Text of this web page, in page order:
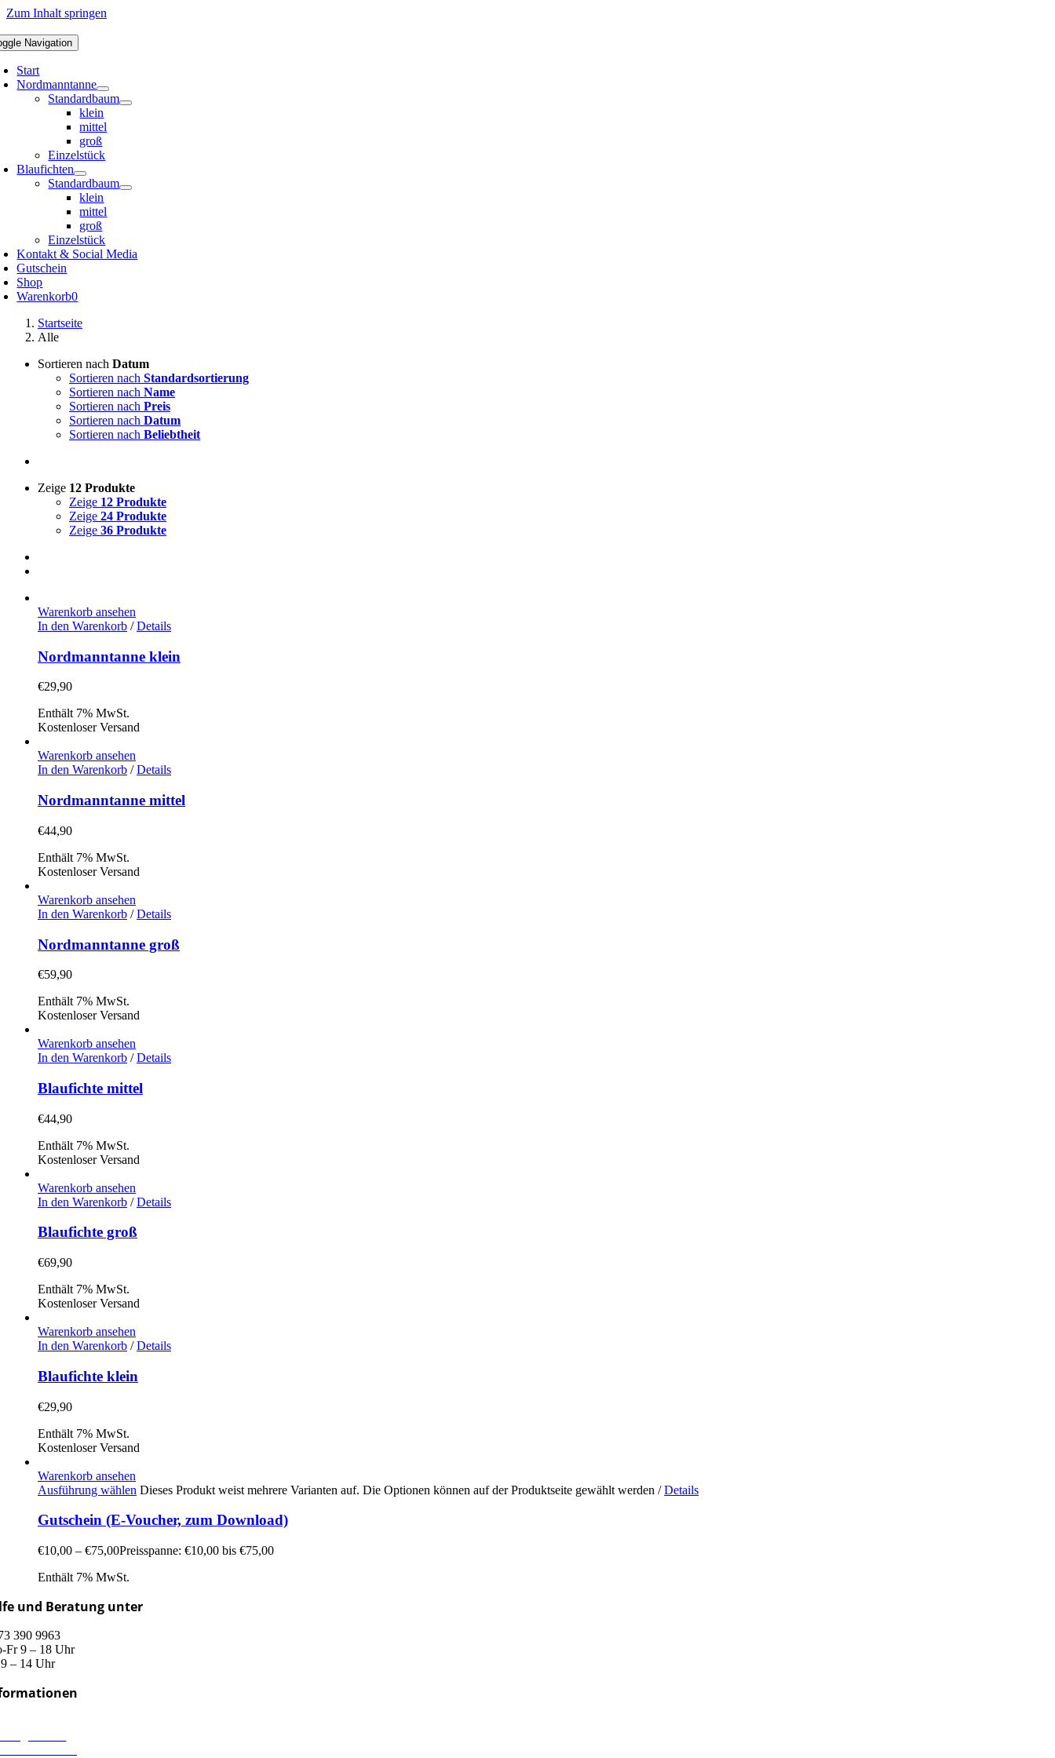
Zum Inhalt springen
Navigation
Start
Nordmanntanne
Standardbaum
klein
mittel
groß
Einzelstück
Blaufichten
Standardbaum
klein
mittel
groß
Einzelstück
Kontakt & Social Media
Gutschein
Shop
Warenkorb0
Startseite
Alle
Sortieren nach Datum
Sortieren nach Standardsortierung
Sortieren nach Name
Sortieren nach Preis
Sortieren nach Datum
Sortieren nach Beliebtheit
Zeige 12 Produkte
Zeige 12 Produkte
Zeige 24 Produkte
Zeige 36 Produkte
Warenkorb ansehen
In den Warenkorb / Details
Nordmanntanne klein
€29,90
Enthält 7% MwSt.
Kostenloser Versand
Warenkorb ansehen
In den Warenkorb / Details
Nordmanntanne mittel
€44,90
Enthält 7% MwSt.
Kostenloser Versand
Warenkorb ansehen
In den Warenkorb / Details
Nordmanntanne groß
€59,90
Enthält 7% MwSt.
Kostenloser Versand
Warenkorb ansehen
In den Warenkorb / Details
Blaufichte mittel
€44,90
Enthält 7% MwSt.
Kostenloser Versand
Warenkorb ansehen
In den Warenkorb / Details
Blaufichte groß
€69,90
Enthält 7% MwSt.
Kostenloser Versand
Warenkorb ansehen
In den Warenkorb / Details
Blaufichte klein
€29,90
Enthält 7% MwSt.
Kostenloser Versand
Warenkorb ansehen
Ausführung wählen Dieses Produkt weist mehrere Varianten auf. Die Optionen können auf der Produktseite gewählt werden / Details
Gutschein (E-Voucher, zum Download)
€10,00 – €75,00Preisspanne: €10,00 bis €75,00
Enthält 7% MwSt.
und Beratung unter
390 9963
Fr 9 – 18 Uhr
9 – 14 Uhr